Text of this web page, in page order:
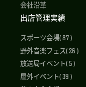
会社沿革
出店管理実績
スポーツ会場( 87 )
野外音楽フェス( 26 )
放送局イベント( 5 )
屋外イベント( 39 )